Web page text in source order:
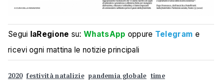
Segui laRegione su:WhatsApp oppure Telegram e
ricevi ogni mattina le notizie principali
2020 festività natalizie pandemia globale time